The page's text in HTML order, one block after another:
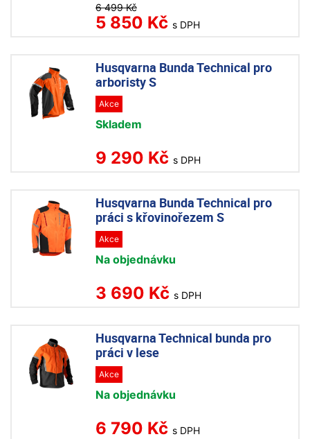
6 499 Kč
5 850 Kč s DPH
Husqvarna Bunda Technical pro
arboristy S
Akce
Skladem
9 290 Kč s DPH
Husqvarna Bunda Technical pro
práci s křovinořezem S
Akce
Na objednávku
3 690 Kč s DPH
Husqvarna Technical bunda pro
práci v lese
Akce
Na objednávku
6 790 Kč s DPH